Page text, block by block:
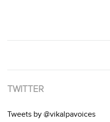
TWITTER
Tweets by @vikalpavoices